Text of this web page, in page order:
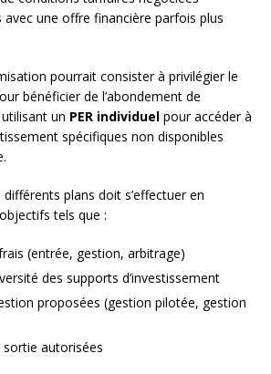
une offre financière parfois plus
pourrait consister à privilégier le
bénéficier de l’abondement de
un PER individuel pour accéder à
spécifiques non disponibles
différents plans doit s’effectuer en
tels que :
(entrée, gestion, arbitrage)
des supports d’investissement
proposées (gestion pilotée, gestion
autorisées